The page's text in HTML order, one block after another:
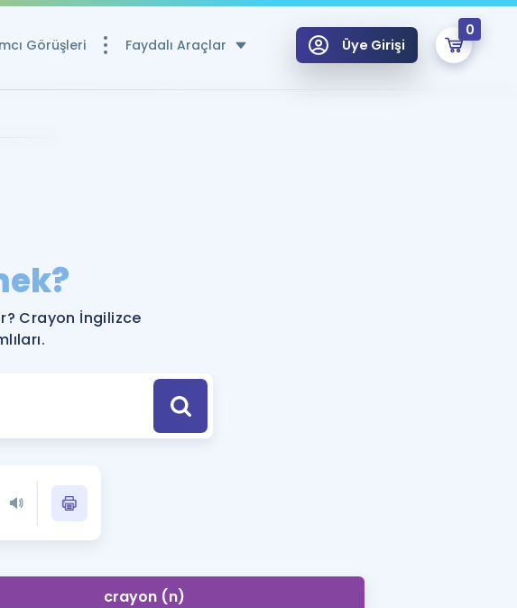
Görüşleri Faydalı Araçlar
YDS ve YÖKDİL Puan Hesaplama Aracı
Rehberlik Aracı
YDS ve YÖKDİL'e Hazırlananlar için Öneriler
Tüm ÖSYM Sınavları Tek Takvimde
YDS - YÖKDİL Tüm Sınavlarla İlgili Haberler
İngilizce Gramer
Üye Girişi
0
Crayon İngilizce
crayon (n)